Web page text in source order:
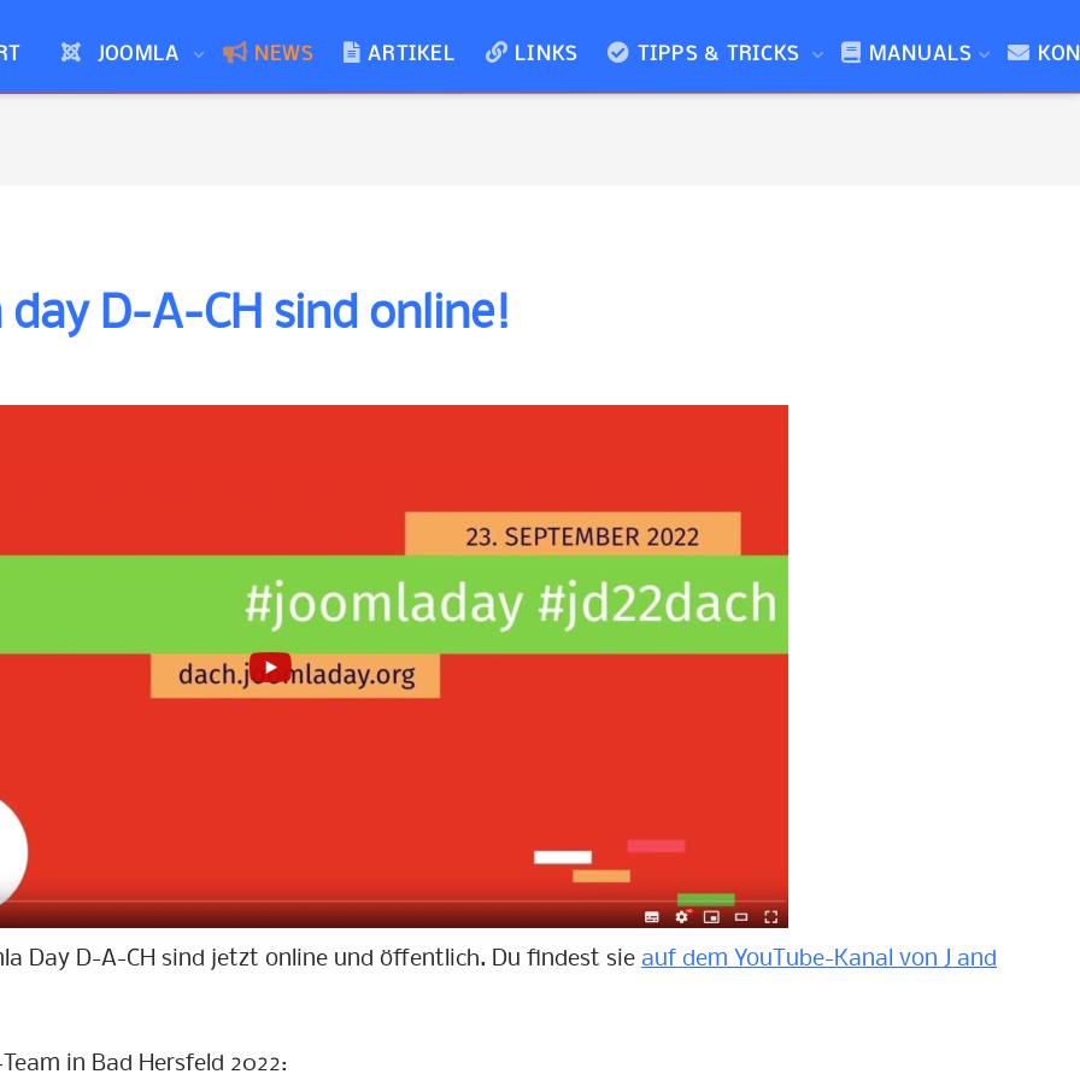
JOOMLA NEWS ARTIKEL LINKS TIPPS & TRICKS MANUALS
D-A-CH sind online!
Day D-A-CH sind jetzt online und öffentlich. Du findest sie auf dem YouTube-Kanal von J and
in Bad Hersfeld 2022: